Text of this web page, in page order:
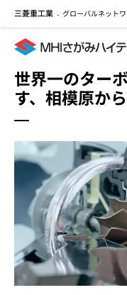
三菱重工業 - グローバルネット
世界一のター
す、相模原か